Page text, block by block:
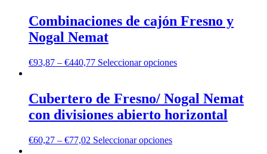
Combinaciones de cajón Fresno y
Nogal Nemat
€93,87 – €440,77 Seleccionar opciones
Cubertero de Fresno/ Nogal Nemat
con divisiones abierto horizontal
€60,27 – €77,02 Seleccionar opciones